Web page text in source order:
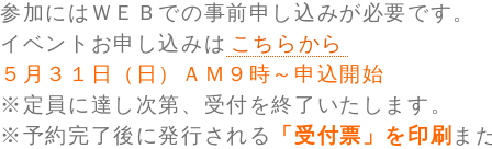
参加にはＷＥＢでの事前申し込みが必要です。
イベントお申し込みは こちらから
５月３１日（日）ＡＭ９時～申込開始
※定員に達し次第、受付を終了いたします。
※予約完了後に発行される
「受付票」を印刷 ま